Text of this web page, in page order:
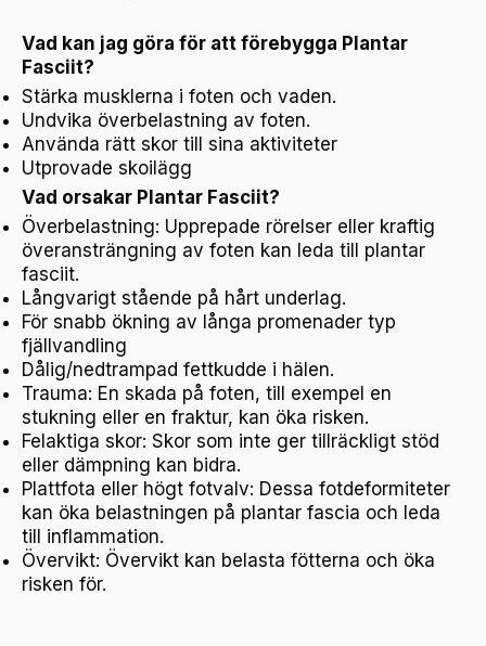
Vad kan jag göra för att förebygga Plantar
Fasciit?
Stärka musklerna i foten och vaden.
Undvika överbelastning av foten.
Använda rätt skor till sina aktiviteter
Utprovade skoilägg
Vad orsakar Plantar Fasciit?
Överbelastning: Upprepade rörelser eller kraftig
överansträngning av foten kan leda till plantar
fasciit.
Långvarigt stående på hårt underlag.
För snabb ökning av långa promenader typ
fjällvandling
Dålig/nedtrampad fettkudde i hälen.
Trauma: En skada på foten, till exempel en
stukning eller en fraktur, kan öka risken.
Felaktiga skor: Skor som inte ger tillräckligt stöd
eller dämpning kan bidra.
Plattfota eller högt fotvalv: Dessa fotdeformiteter
kan öka belastningen på plantar fascia och leda
till inflammation.
Övervikt: Övervikt kan belasta fötterna och öka
risken för.